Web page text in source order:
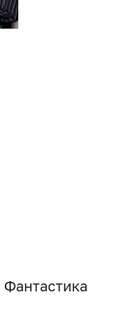
Фантастика